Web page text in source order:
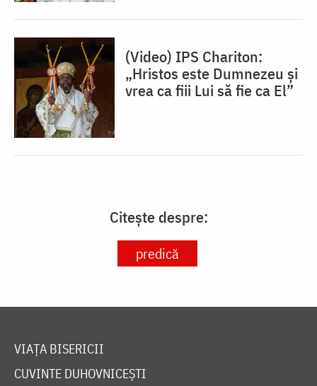
(Video) IPS Chariton:
„Hristos este Dumnezeu și
vrea ca fiii Lui să fie ca El”
Citește despre:
predică
VIAȚA BISERICII
CUVINTE DUHOVNICEȘTI